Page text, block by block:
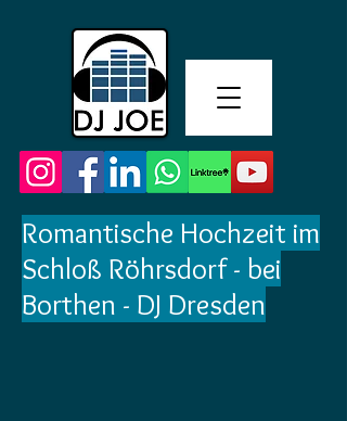
Romantische Hochzeit im
Schloß Röhrsdorf - bei
Borthen - DJ Dresden